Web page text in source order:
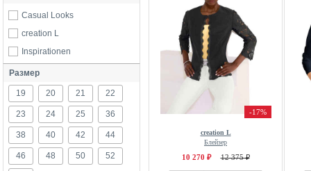
Casual Looks
creation L
Inspirationen
Размер
19 20 21 22
23 24 25 36
38 40 42 44
46 48 50 52
-17%
creation L
Блейзер
10 270 ₽ 12 375 ₽